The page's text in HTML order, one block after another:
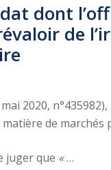
dont
de
2020, n°435982),
de marchés
juger que «…